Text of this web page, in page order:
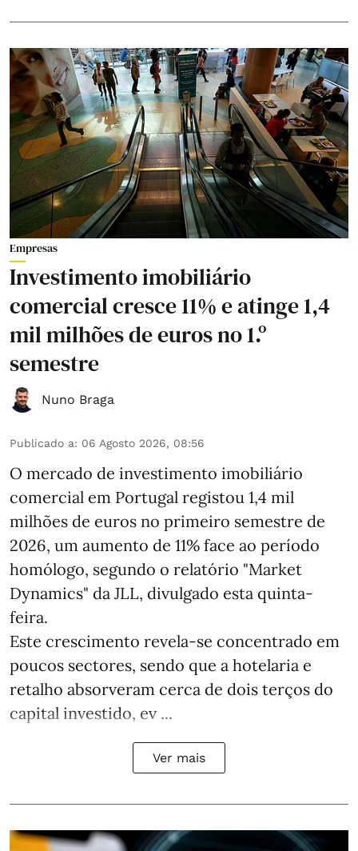
Empresas
Investimento imobiliário
comercial cresce 11% e atinge 1,4
mil milhões de euros no 1.º
semestre
Nuno Braga
Publicado a: 06 Agosto 2026, 08:56
O mercado de investimento imobiliário
comercial em Portugal registou 1,4 mil
milhões de euros no primeiro semestre de
2026, um aumento de 11% face ao período
homólogo, segundo o relatório "Market
Dynamics" da JLL, divulgado esta quinta-
feira.
Este crescimento revela-se concentrado em
poucos sectores, sendo que a hotelaria e
retalho absorveram cerca de dois terços do
capital investido, ev ...
Ver mais